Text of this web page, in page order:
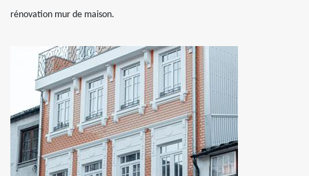
rénovation mur de maison.